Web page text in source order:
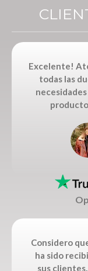
Excelente!
todas las
Considero
ha sido
sus